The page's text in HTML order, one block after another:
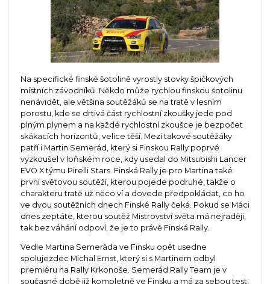
Na specifické finské šotolině vyrostly stovky špičkových
místních závodníků. Někdo může rychlou finskou šotolinu
nenávidět, ale většina soutěžáků se na tratě v lesním
porostu, kde se drtivá část rychlostní zkoušky jede pod
plným plynem a na každé rychlostní zkoušce je bezpočet
skákacích horizontů, velice těší. Mezi takové soutěžáky
patří i Martin Semerád, který si Finskou Rally poprvé
vyzkoušel v loňském roce, kdy usedal do Mitsubishi Lancer
EVO X týmu Pirelli Stars. Finská Rally je pro Martina také
první světovou soutěží, kterou pojede podruhé, takže o
charakteru tratě už něco ví a dovede předpokládat, co ho
ve dvou soutěžních dnech Finské Rally čeká. Pokud se Máci
dnes zeptáte, kterou soutěž Mistrovství světa má nejraději,
tak bez váhání odpoví, že je to právě Finská Rally.
Vedle Martina Semeráda ve Finsku opět usedne
spolujezdec Michal Ernst, který si s Martinem odbyl
premiéru na Rally Krkonoše. Semerád Rally Team je v
současné době již kompletně ve Finsku a má za sebou test,